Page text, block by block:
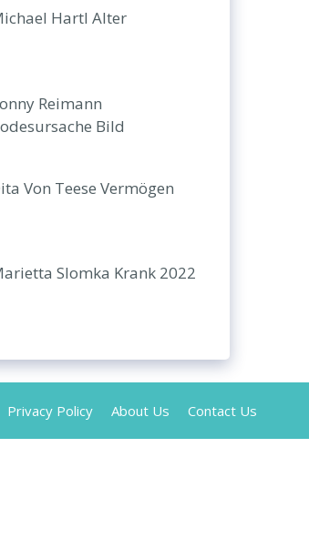
Hartl Alter
Reimann
Bild
Von Teese Vermögen
Slomka Krank 2022
Privacy Policy About Us Contact Us